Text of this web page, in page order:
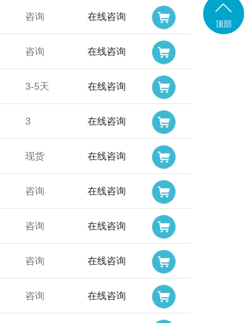
咨询 在线咨询
咨询 在线咨询
3-5天 在线咨询
3 在线咨询
现货 在线咨询
咨询 在线咨询
咨询 在线咨询
咨询 在线咨询
咨询 在线咨询
4001-
顶部